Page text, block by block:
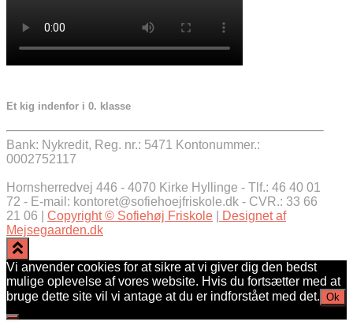
Et kig indenfor i 0. klasse
Bank: Nykredit, Reg. nr.: 5471 Kontonummer.:
0002752117
Hornsherredvej 446 - 4070 Kirke Hyllinge - Tlf.: 46 40 01
72 - E-mail: kontoret@sofiehoejfriskole.dk - CVR.: 33 66
21 06 | Copyright © Sofiehøj Friskole
Designet af
Mejsegaarden.dk
Vi anvender cookies for at sikre at vi giver dig den bedst
mulige oplevelse af vores website. Hvis du fortsætter med at
bruge dette site vil vi antage at du er indforstået med det. Ok